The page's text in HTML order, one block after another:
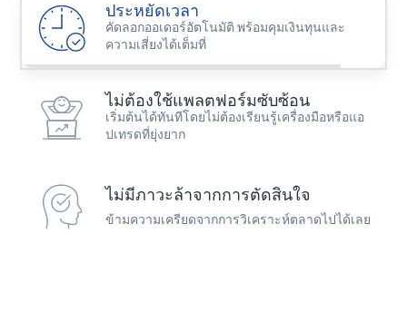
ประหยัดเวลา
คัดลอกออเดอร์อัตโนมัติ พร้อมคุมเงินทุนและ
ความเสี่ยงได้เต็มที่
ไม่ต้องใช้แพลตฟอร์มซับซ้อน
เริ่มต้นได้ทันทีโดยไม่ต้องเรียนรู้เครื่องมือหรือแอ
ปเทรดที่ยุ่งยาก
ไม่มีภาวะล้าจากการตัดสินใจ
ข้ามความเครียดจากการวิเคราะห์ตลาดไปได้เลย